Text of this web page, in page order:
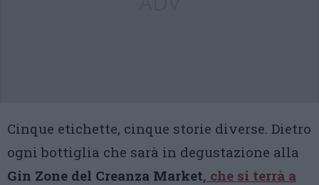
Cinque etichette, cinque storie diverse. Dietro
ogni bottiglia che sarà in degustazione alla
Gin Zone del Creanza Market, che si terrà a